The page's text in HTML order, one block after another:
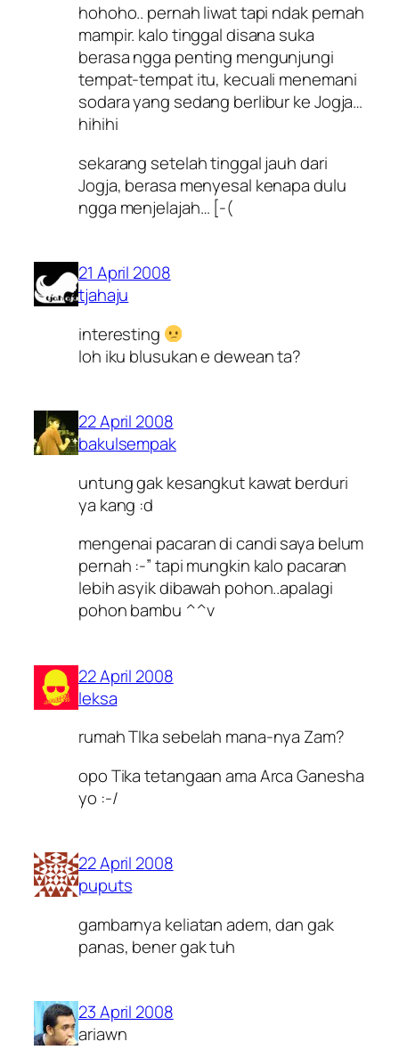
hohoho.. pernah liwat tapi ndak pernah
mampir. kalo tinggal disana suka
berasa ngga penting mengunjungi
tempat-tempat itu, kecuali menemani
sodara yang sedang berlibur ke Jogja…
hihihi
sekarang setelah tinggal jauh dari
Jogja, berasa menyesal kenapa dulu
ngga menjelajah… [-(
21 April 2008
tjahaju
interesting
loh iku blusukan e dewean ta?
22 April 2008
bakulsempak
untung gak kesangkut kawat berduri
ya kang :d
mengenai pacaran di candi saya belum
pernah :-” tapi mungkin kalo pacaran
lebih asyik dibawah pohon..apalagi
pohon bambu ^^v
22 April 2008
leksa
rumah TIka sebelah mana-nya Zam?
opo Tika tetangaan ama Arca Ganesha
yo :-/
22 April 2008
puputs
gambarnya keliatan adem, dan gak
panas, bener gak tuh
23 April 2008
ariawn